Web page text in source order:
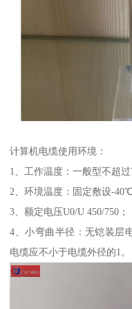
计算机电缆使用环境：
1、工作温度：一般型不超
2、环境温度：固定敷设-
3、额定电压U0/U 450/750；
4、小弯曲半径：无铠装层
电缆应不小于电缆外径的1。